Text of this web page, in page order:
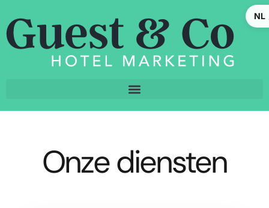
NL
Onze diensten